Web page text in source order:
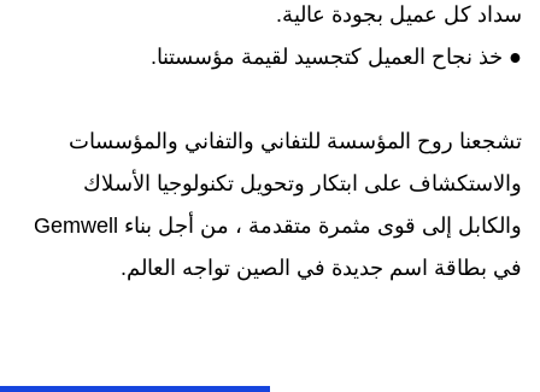
سداد كل عميل بجودة عالية.
● خذ نجاح العميل كتجسيد لقيمة مؤسستنا.
تشجعنا روح المؤسسة للتفاني والتفاني والمؤسسات
والاستكشاف على ابتكار وتحويل تكنولوجيا الأسلاك
والكابل إلى قوى مثمرة متقدمة ، من أجل بناء Gemwell
في بطاقة اسم جديدة في الصين تواجه العالم.